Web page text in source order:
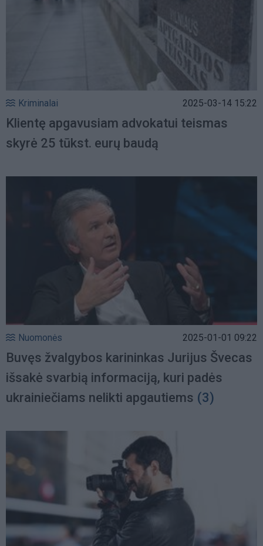
Kriminalai 2025-03-14 15:22
Klientę apgavusiam advokatui teismas
skyrė 25 tūkst. eurų baudą
Nuomonės 2025-01-01 09:22
Buvęs žvalgybos karininkas Jurijus Švecas
išsakė svarbią informaciją, kuri padės
ukrainiečiams nelikti apgautiems (3)